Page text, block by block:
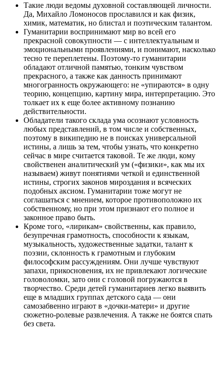
Такие люди ведомы духовной составляющей личности.
Да, Михайло Ломоносов прославился и как физик,
химик, математик, но блистал и поэтическим талантом.
Гуманитарии воспринимают мир во всей его
прекрасной совокупности — с интеллектуальным и
эмоциональными проявлениями, и понимают, насколько
тесно те переплетены. Поэтому-то гуманитарии
обладают отличной памятью, тонким чувством
прекрасного, а также как данность принимают
многогранность окружающего: не «упираются» в одну
теорию, концепцию, картину мира, интерпретацию. Это
толкает их к еще более активному познанию
действительности.
Обладатели такого склада ума осознают условность
любых представлений, в том числе и собственных,
поэтому в википедию не в поисках универсальной
истины, а лишь за тем, чтобы узнать, что конкретно
сейчас в мире считается таковой. Те же люди, кому
свойственен аналитический ум («физики», как мы их
называем) живут понятиями четкой и единственной
истины, строгих законов мироздания и всяческих
подобных аксиом. Гуманитарии тоже могут не
соглашаться с мнением, которое противоположно их
собственному, но при этом признают его полное и
законное право быть.
Кроме того, «лирикам» свойственны, как правило,
безупречная грамотность, способности к языкам,
музыкальность, художественные задатки, талант к
поэзии, склонность к грамотным и глубоким
философским рассуждениям. Они лучше чувствуют
запахи, прикосновения, их не привлекают логические
головоломки, зато они с головой погружаются в
творчество. Среди детей гуманитариев легко выявить
еще в младших группах детского сада — они
самозабвенно играют в «дочки-матери» и другие
сюжетно-ролевые развлечения. А также не боятся спать
без света.